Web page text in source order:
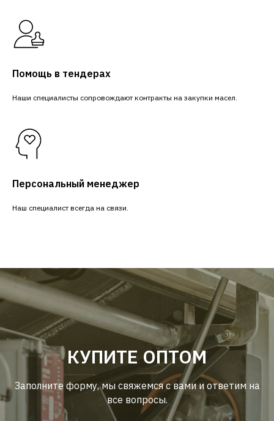
Помощь в тендерах
Наши специалисты сопровождают контракты на закупки масел.
Персональный менеджер
Наш специалист всегда на связи.
КУПИТЕ ОПТОМ
Заполните форму, мы свяжемся с вами и ответим на
все вопросы.